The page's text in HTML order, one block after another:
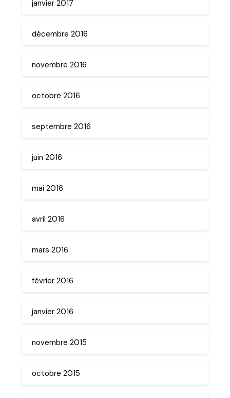
janvier 2017
décembre 2016
novembre 2016
octobre 2016
septembre 2016
juin 2016
mai 2016
avril 2016
mars 2016
février 2016
janvier 2016
novembre 2015
octobre 2015